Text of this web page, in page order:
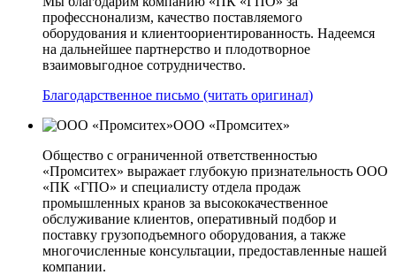
професснонализм, качество поставляемого
оборудования и клиентоориентированность. Надеемся
на дальнейшее партнерство и плодотворное
взаимовыгодное сотрудничество.
Благодарственное письмо (читать оригинал)
ООО «Промситех»
Общество с ограниченной ответственностью
«Промситех» выражает глубокую признательность ООО
«ПК «ГПО» и специалисту отдела продаж
промышленных кранов за высококачественное
обслуживание клиентов, оперативный подбор и
поставку грузоподъемного оборудования, а также
многочисленные консультации, предоставленные нашей
компании.